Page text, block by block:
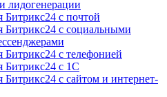
лидогенерации
Битрикс24 с почтой
Битрикс24 с социальными
Битрикс24 с телефонией
Битрикс24 с 1С
Битрикс24 с сайтом и интернет-